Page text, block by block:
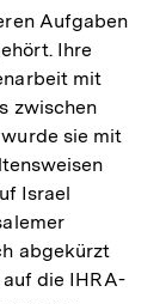
Aufgaben
Ihre
mit
zwischen
sie mit
Israel
abgekürzt
die IHRA-